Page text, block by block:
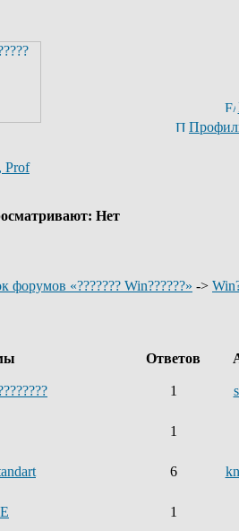
Prof
Нет
форумов «??????? Win??????» ->
Ответов
1
1
6
1